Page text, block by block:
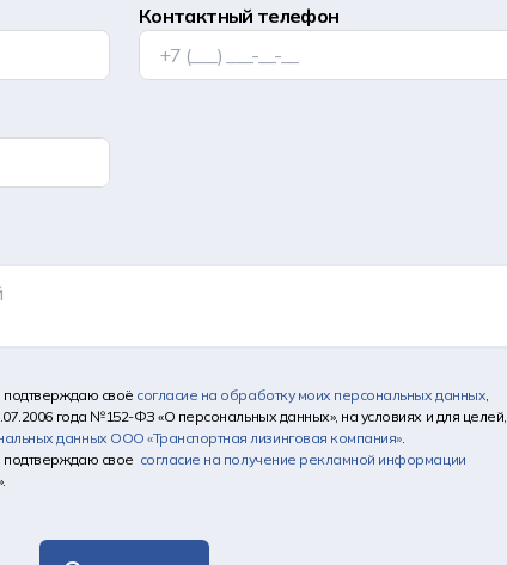
Контактный телефон
подтверждаю своё согласие на обработку моих персональных данных,
года №152-ФЗ «О персональных данных», на условиях и для целей,
данных ООО «Транспортная лизинговая компания».
подтверждаю свое согласие на получение рекламной информации